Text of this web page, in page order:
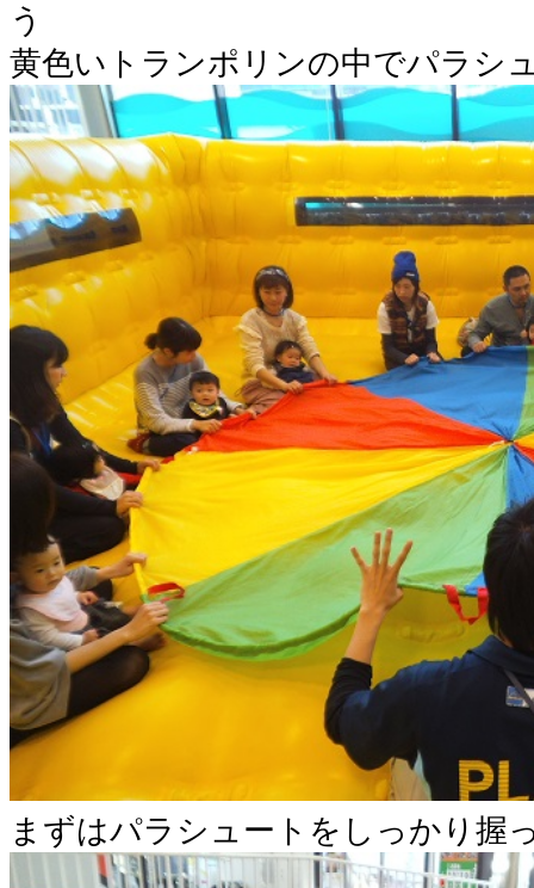
う
黄色いトランポリンの中でパラシ
まずはパラシュートをしっかり握